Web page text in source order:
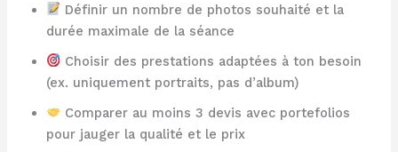
Définir un nombre de photos souhaité et la
durée maximale de la séance
Choisir des prestations adaptées à ton besoin
(ex. uniquement portraits, pas d’album)
Comparer au moins 3 devis avec portefolios
pour jauger la qualité et le prix